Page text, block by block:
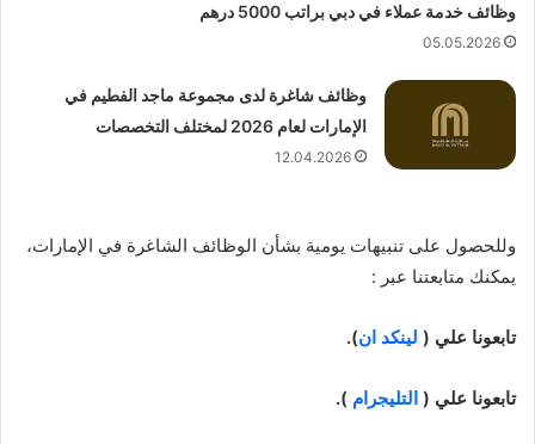
وظائف خدمة عملاء في دبي براتب 5000 درهم
05.05.2026
وظائف شاغرة لدى مجموعة ماجد الفطيم في
الإمارات لعام 2026 لمختلف التخصصات
12.04.2026
وللحصول على تنبيهات يومية بشأن الوظائف الشاغرة في الإمارات،
يمكنك متابعتنا عبر :
تابعونا علي ( لينكد ان).
تابعونا علي ( التليجرام ).